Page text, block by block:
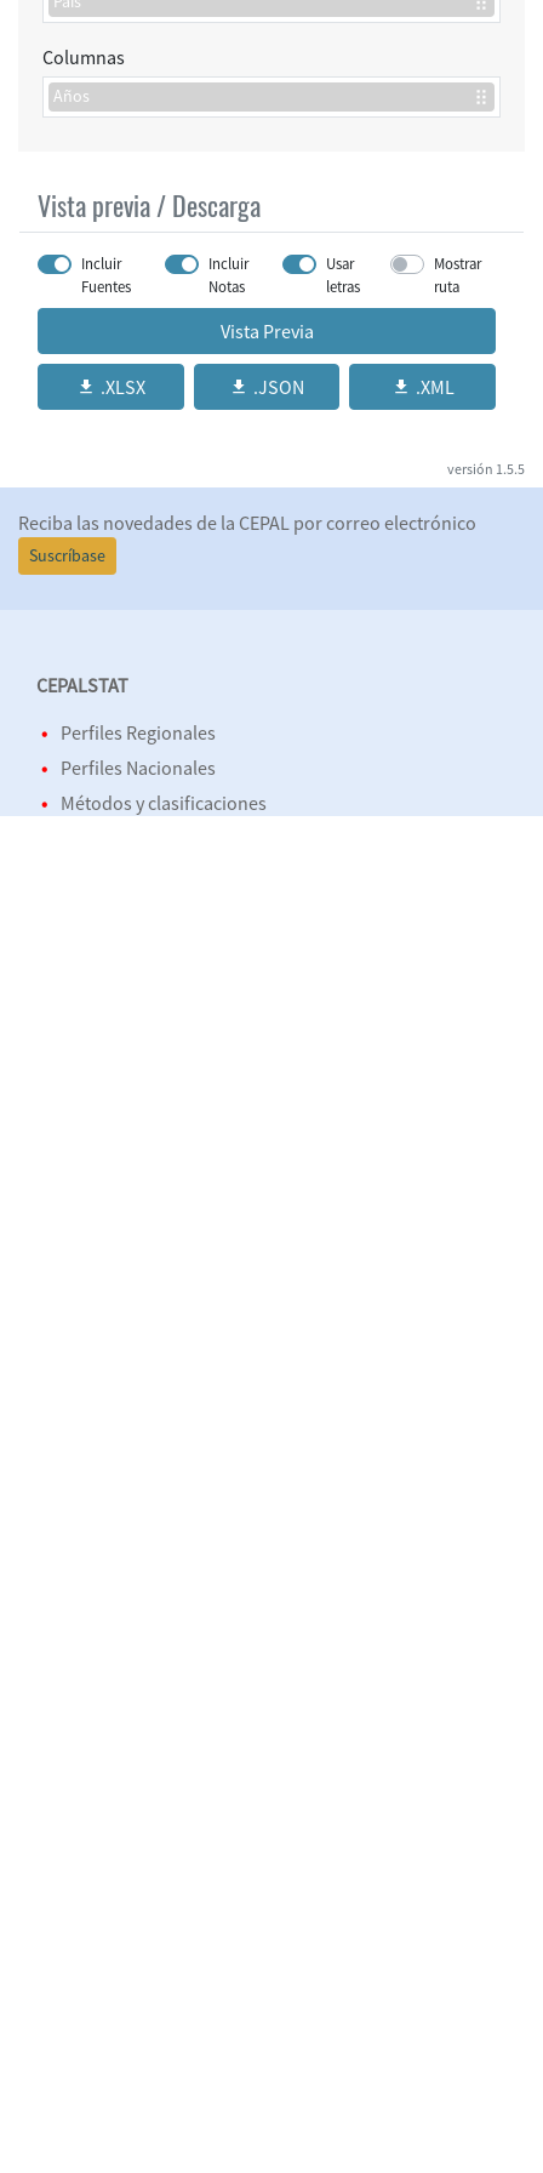
2017
2019
2020
2021
2025
Columnas
Años
Vista previa / Descarga
Incluir
Fuentes
Incluir
Notas
Usar
letras
Mostrar
ruta
Vista Previa
.XLSX .JSON .XML
versión 1.5.5
Reciba las novedades de la CEPAL por correo electrónico
Suscríbase
CEPALSTAT
Perfiles Regionales
Perfiles Nacionales
Métodos y clasificaciones